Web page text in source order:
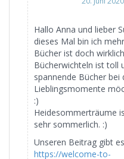
Hallo Anna und lieber
dieses Mal bin ich
Bücher ist doch
Bücherwichteln ist toll
spannende Bücher bei
Lieblingsmomente
:)
Heidesommerträume
sehr sommerlich. :)
Unseren Beitrag gibt
https://welcome-to-